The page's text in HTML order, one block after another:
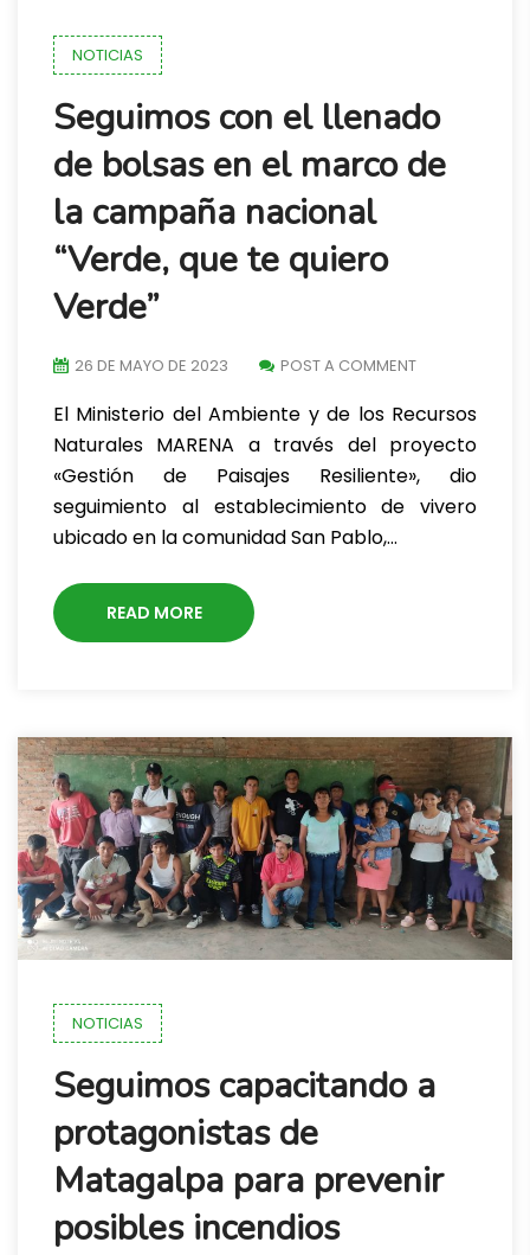
NOTICIAS
Seguimos con el llenado
de bolsas en el marco de
la campaña nacional
“Verde, que te quiero
Verde”
26 DE MAYO DE 2023 POST A COMMENT
El Ministerio del Ambiente y de los Recursos
Naturales MARENA a través del proyecto
«Gestión de Paisajes Resiliente», dio
seguimiento al establecimiento de vivero
ubicado en la comunidad San Pablo,…
READ MORE
NOTICIAS
Seguimos capacitando a
protagonistas de
Matagalpa para prevenir
posibles incendios